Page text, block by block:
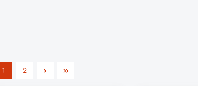
Seite
1
Seite
2